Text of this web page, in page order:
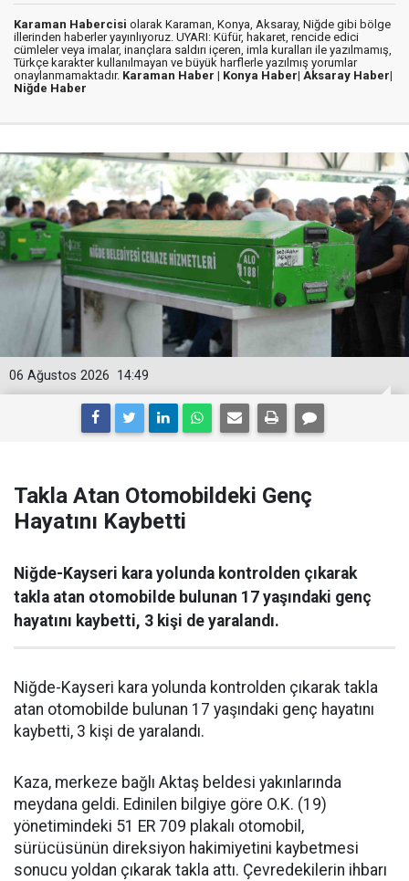
Karaman Habercisi olarak Karaman, Konya, Aksaray, Niğde gibi bölge
illerinden haberler yayınlıyoruz. UYARI: Küfür, hakaret, rencide edici
cümleler veya imalar, inançlara saldırı içeren, imla kuralları ile yazılmamış,
Türkçe karakter kullanılmayan ve büyük harflerle yazılmış yorumlar
onaylanmamaktadır. Karaman Haber | Konya Haber| Aksaray Haber|
Niğde Haber
14:49
06 Ağustos 2026
Takla Atan Otomobildeki Genç
Hayatını Kaybetti
Niğde-Kayseri kara yolunda kontrolden çıkarak
takla atan otomobilde bulunan 17 yaşındaki genç
hayatını kaybetti, 3 kişi de yaralandı.
Niğde-Kayseri kara yolunda kontrolden çıkarak takla
atan otomobilde bulunan 17 yaşındaki genç hayatını
kaybetti, 3 kişi de yaralandı.
Kaza, merkeze bağlı Aktaş beldesi yakınlarında
meydana geldi. Edinilen bilgiye göre O.K. (19)
yönetimindeki 51 ER 709 plakalı otomobil,
sürücüsünün direksiyon hakimiyetini kaybetmesi
sonucu yoldan çıkarak takla attı. Çevredekilerin ihbarı